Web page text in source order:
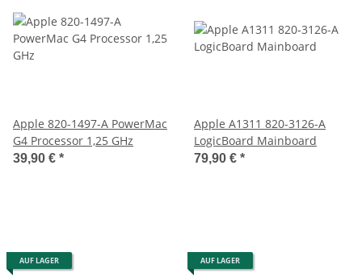
Apple 820-1497-A PowerMac
G4 Processor 1,25 GHz
39,90 € *
Apple A1311 820-3126-A
LogicBoard Mainboard
79,90 € *
AUF LAGER AUF LAGER